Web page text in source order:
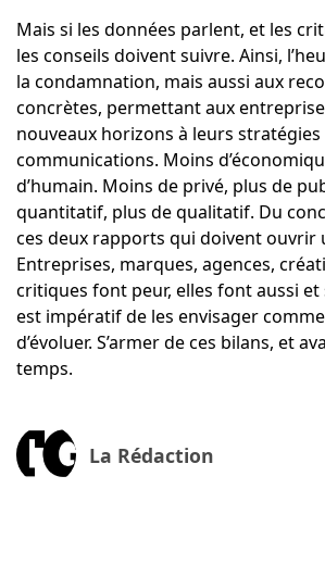
Mais si les données parlent, et les
les conseils doivent suivre. Ainsi,
la condamnation, mais aussi aux
concrètes, permettant aux
nouveaux horizons à leurs stratégies
communications. Moins
d’humain. Moins de privé, plus de
quantitatif, plus de qualitatif. Du
ces deux rapports qui doivent ouvrir
Entreprises, marques, agences,
critiques font peur, elles font aussi
est impératif de les envisager
d’évoluer. S’armer de ces bilans, et
temps.
La Rédaction